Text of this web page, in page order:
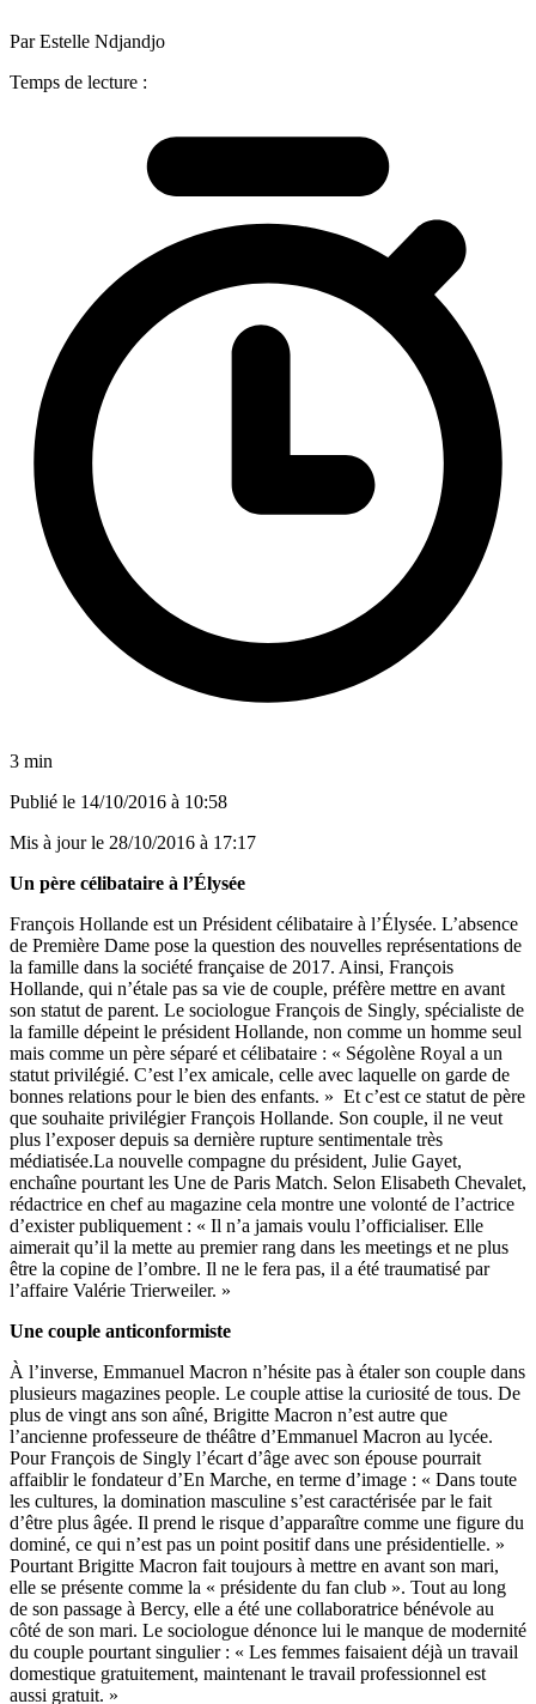
Par Estelle Ndjandjo
Temps de lecture :
3 min
Publié le 14/10/2016 à 10:58
Mis à jour le 28/10/2016 à 17:17
Un père célibataire à l’Élysée
François Hollande est un Président célibataire à l’Élysée. L’absence
de Première Dame pose la question des nouvelles représentations de
la famille dans la société française de 2017. Ainsi, François
Hollande, qui n’étale pas sa vie de couple, préfère mettre en avant
son statut de parent. Le sociologue François de Singly, spécialiste de
la famille dépeint le président Hollande, non comme un homme seul
mais comme un père séparé et célibataire : « Ségolène Royal a un
statut privilégié. C’est l’ex amicale, celle avec laquelle on garde de
bonnes relations pour le bien des enfants. » Et c’est ce statut de père
que souhaite privilégier François Hollande. Son couple, il ne veut
plus l’exposer depuis sa dernière rupture sentimentale très
médiatisée.La nouvelle compagne du président, Julie Gayet,
enchaîne pourtant les Une de Paris Match. Selon Elisabeth Chevalet,
rédactrice en chef au magazine cela montre une volonté de l’actrice
d’exister publiquement : « Il n’a jamais voulu l’officialiser. Elle
aimerait qu’il la mette au premier rang dans les meetings et ne plus
être la copine de l’ombre. Il ne le fera pas, il a été traumatisé par
l’affaire Valérie Trierweiler. »
Une couple anticonformiste
À l’inverse, Emmanuel Macron n’hésite pas à étaler son couple dans
plusieurs magazines people. Le couple attise la curiosité de tous. De
plus de vingt ans son aîné, Brigitte Macron n’est autre que
l’ancienne professeure de théâtre d’Emmanuel Macron au lycée.
Pour François de Singly l’écart d’âge avec son épouse pourrait
affaiblir le fondateur d’En Marche, en terme d’image : « Dans toute
les cultures, la domination masculine s’est caractérisée par le fait
d’être plus âgée. Il prend le risque d’apparaître comme une figure du
dominé, ce qui n’est pas un point positif dans une présidentielle. »
Pourtant Brigitte Macron fait toujours à mettre en avant son mari,
elle se présente comme la « présidente du fan club ». Tout au long
de son passage à Bercy, elle a été une collaboratrice bénévole au
côté de son mari. Le sociologue dénonce lui le manque de modernité
du couple pourtant singulier : « Les femmes faisaient déjà un travail
domestique gratuitement, maintenant le travail professionnel est
aussi gratuit. »